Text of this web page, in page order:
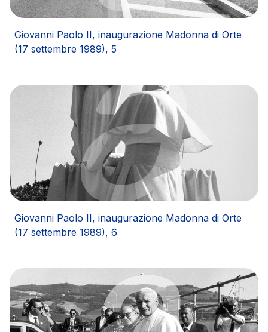
Giovanni Paolo II, inaugurazione Madonna di Orte
(17 settembre 1989), 5
Giovanni Paolo II, inaugurazione Madonna di Orte
(17 settembre 1989), 6